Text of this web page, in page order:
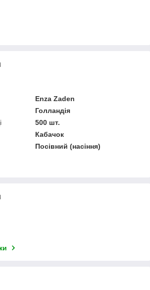
Enza Zaden
Голландія
500 шт.
Кабачок
Посівний (насіння)